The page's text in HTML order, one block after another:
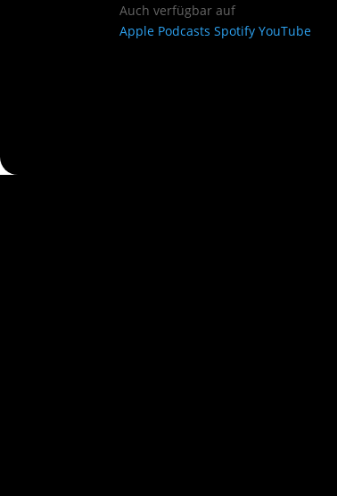
Auch verfügbar auf
Apple Podcasts Spotify YouTube